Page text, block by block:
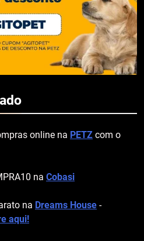
online na PETZ com o
na Cobasi
na Dreams House -
aqui!